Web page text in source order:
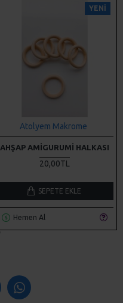
YENI
Atolyem Makrome
AHŞAP AMIGURUMI HALKASI
20,00TL
SEPETE EKLE
Hemen Al